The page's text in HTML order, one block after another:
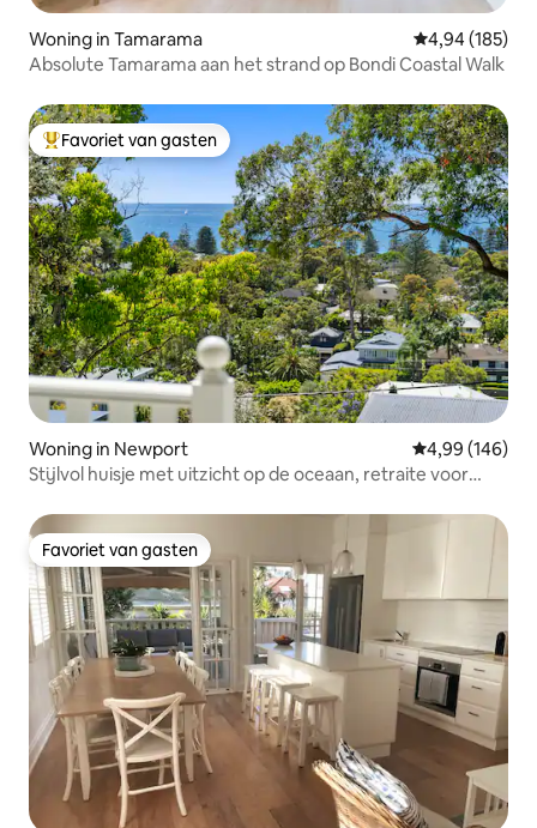
Woning in Tamarama Gemiddelde
4,94 (185)
Absolute Tamarama aan het strand op Bondi Coastal Walk
Topfavoriet van gasten
Favoriet van gasten
Woning in Newport Gemiddelde
4,99 (146)
Stijlvol huisje met uitzicht op de oceaan, retraite voor
Favoriet van gasten
Favoriet van gasten